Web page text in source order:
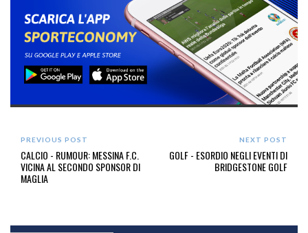
PREVIOUS POST
CALCIO - RUMOUR: MESSINA F.C.
VICINA AL SECONDO SPONSOR DI
MAGLIA
NEXT POST
GOLF - ESORDIO NEGLI EVENTI DI
BRIDGESTONE GOLF